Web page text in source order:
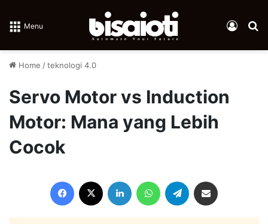
Menu Log In
Home /teknologi 4.0
Servo Motor vs Induction
Motor: Mana yang Lebih
Cocok
Facebook LinkedIn WhatsAppTelegram